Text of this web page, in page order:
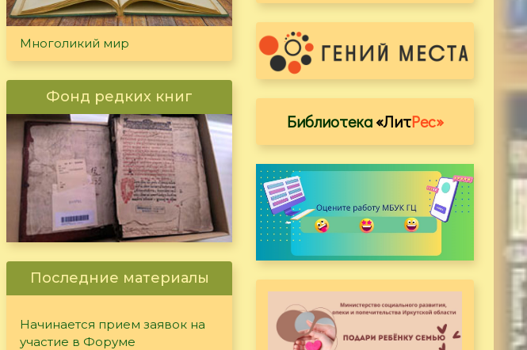
Многоликий мир
Фонд редких книг
Последние материалы
Начинается прием заявок на
участие в Форуме
Библиотека«ЛитРес»